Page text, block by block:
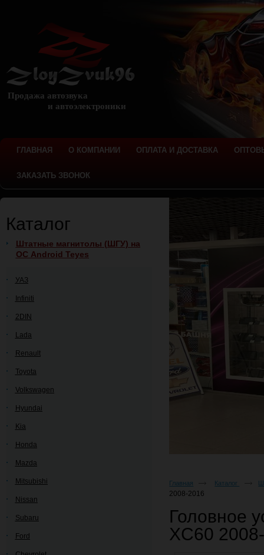
Продажа автозвука
и автоэлектроники
ГЛАВНАЯ О КОМПАНИИ ОПЛАТА И ДОСТАВКА
ЗАКАЗАТЬ ЗВОНОК
Каталог
Штатные магнитолы (ШГУ) на
ОС Android Teyes
УАЗ
Infiniti
2DIN
Lada
Renault
Toyota
Volkswagen
Hyundai
Kia
Honda
Mazda
Mitsubishi
Nissan
Subaru
Ford
Главная Каталог
2008-2016
Головное
XC60